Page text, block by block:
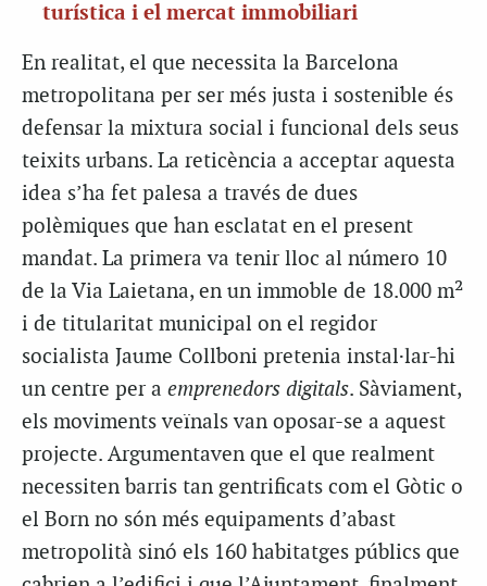
turística i el mercat immobiliari
En realitat, el que necessita la Barcelona
metropolitana per ser més justa i sostenible és
defensar la mixtura social i funcional dels seus
teixits urbans. La reticència a acceptar aquesta
idea s’ha fet palesa a través de dues
polèmiques que han esclatat en el present
mandat. La primera va tenir lloc al número 10
de la Via Laietana, en un immoble de 18.000 m²
i de titularitat municipal on el regidor
socialista Jaume Collboni pretenia instal·lar-hi
un centre per a emprenedors digitals. Sàviament,
els moviments veïnals van oposar-se a aquest
projecte. Argumentaven que el que realment
necessiten barris tan gentrificats com el Gòtic o
el Born no són més equipaments d’abast
metropolità sinó els 160 habitatges públics que